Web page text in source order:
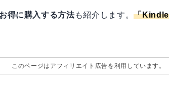
得に購入する方法も紹介します。「Kindle
このページはアフィリエイト広告を利用しています。